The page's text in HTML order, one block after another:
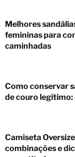
Melhores
femininas para
caminhadas
Como conservar
de couro
Camiseta
combinações e